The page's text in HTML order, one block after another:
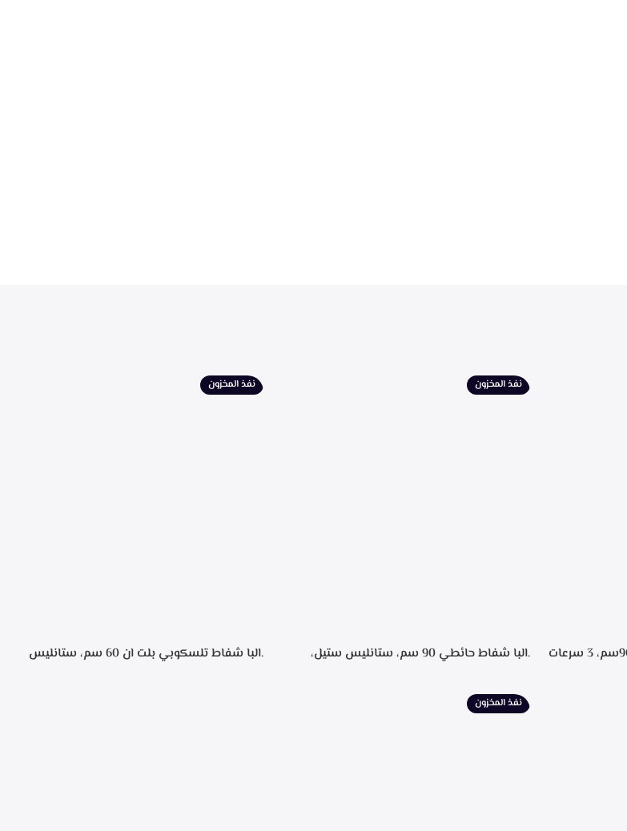
.البا شفاط ديكوري (مائل ) اسود 90سم، 3 سرعات
الابخره، قوه
نفذ المخزون
.البا شفاط حائطي 90 سم، ستانليس ستيل،
نفذ المخزون
.البا شفاط تلسكوبي بلت ان 60 سم، ستانليس
نفذ المخزون